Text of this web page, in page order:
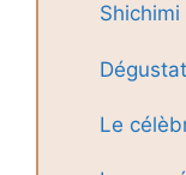
Le